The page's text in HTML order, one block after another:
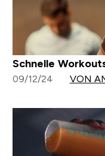
Schnelle
09/12/24 VON